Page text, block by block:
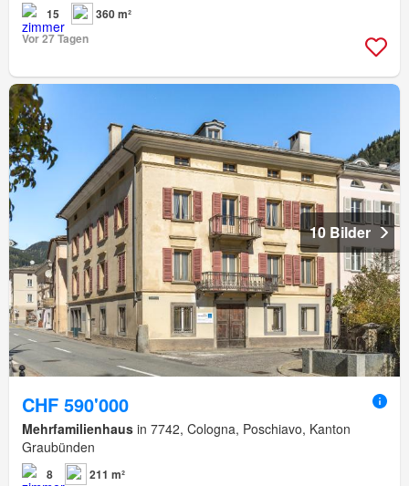
15
360 m²
Vor 27 Tagen
10 Bilder
CHF 590'000
Mehrfamilienhaus in 7742, Cologna, Poschiavo, Kanton
Graubünden
8 211 m²